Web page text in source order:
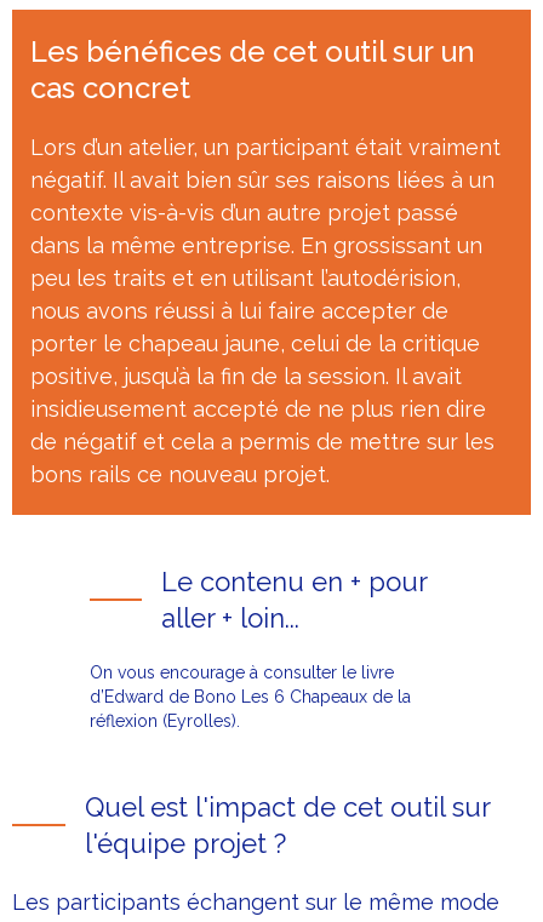
Les bénéfices de cet outil sur un
cas concret
Lors d’un atelier, un participant était vraiment
négatif. Il avait bien sûr ses raisons liées à un
contexte vis-à-vis d’un autre projet passé
dans la même entreprise. En grossissant un
peu les traits et en utilisant l’autodérision,
nous avons réussi à lui faire accepter de
porter le chapeau jaune, celui de la critique
positive, jusqu’à la fin de la session. Il avait
insidieusement accepté de ne plus rien dire
de négatif et cela a permis de mettre sur les
bons rails ce nouveau projet.
Le contenu en + pour
aller + loin...
On vous encourage à consulter le livre
d’Edward de Bono Les 6 Chapeaux de la
réflexion (Eyrolles).
Quel est l'impact de cet outil sur
l'équipe projet ?
Les participants échangent sur le même mode